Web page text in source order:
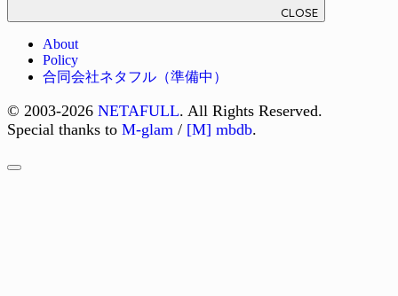
CLOSE
About
Policy
合同会社ネタフル（準備中）
© 2003-2026 NETAFULL. All Rights Reserved.
Special thanks to M-glam / [M] mbdb.